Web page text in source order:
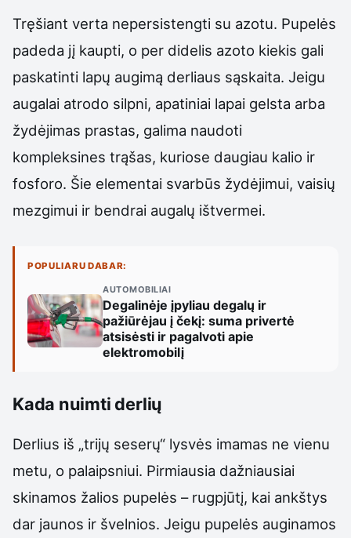
Tręšiant verta nepersistengti su azotu. Pupelės
padeda jį kaupti, o per didelis azoto kiekis gali
paskatinti lapų augimą derliaus sąskaita. Jeigu
augalai atrodo silpni, apatiniai lapai gelsta arba
žydėjimas prastas, galima naudoti
kompleksines trąšas, kuriose daugiau kalio ir
fosforo. Šie elementai svarbūs žydėjimui, vaisių
mezgimui ir bendrai augalų ištvermei.
POPULIARU DABAR:
AUTOMOBILIAI
Degalinėje įpyliau degalų ir
pažiūrėjau į čekį: suma privertė
atsisėsti ir pagalvoti apie
elektromobilį
Kada nuimti derlių
Derlius iš „trijų seserų“ lysvės imamas ne vienu
metu, o palaipsniui. Pirmiausia dažniausiai
skinamos žalios pupelės – rugpjūtį, kai ankštys
dar jaunos ir švelnios. Jeigu pupelės auginamos